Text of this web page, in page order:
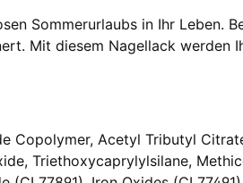
Sommerurlaubs in Ihr Leben.
Mit diesem Nagellack werden
Acetyl Tributyl
Triethoxycaprylylsilane,